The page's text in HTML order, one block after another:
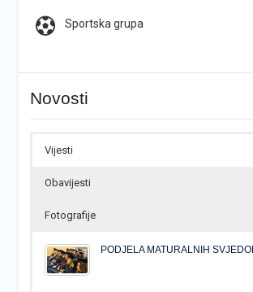
Sportska grupa
Novosti
Vijesti
Obavijesti
Fotografije
PODJELA MATURALNIH